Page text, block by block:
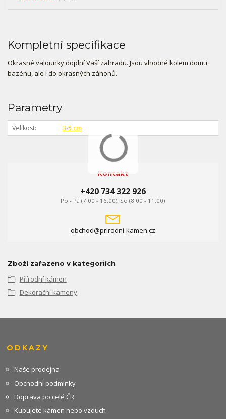
Kompletní specifikace
Okrasné valounky doplní Vaší zahradu. Jsou vhodné kolem domu,
bazénu, ale i do okrasných záhonů.
Parametry
Velikost 3-5 cm
Kontakt
+420 734 322 926
Po - Pá (7:00 - 16:00), So (8:00 - 11:00)
obchod@prirodni-kamen.cz
Zboží zařazeno v kategoriích
Přírodní kámen
Dekorační kameny
ODKAZY
Naše prodejna
Obchodní podmínky
Doprava po celé ČR
Kupujete kámen nebo vzduch